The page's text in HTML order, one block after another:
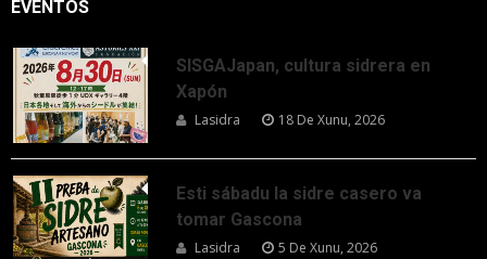
EVENTOS
SISGAJapan, cultura sidrera en
Xapón
Lasidra 18 De Xunu, 2026
Esti sábadu la sidre casero va
tomar Gascona
Lasidra 5 De Xunu, 2026